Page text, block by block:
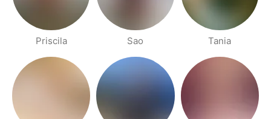
Priscila Sao Tania